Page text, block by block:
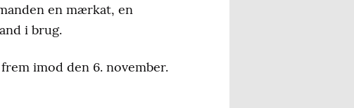
en mærkat, en
i brug.
imod den 6. november.